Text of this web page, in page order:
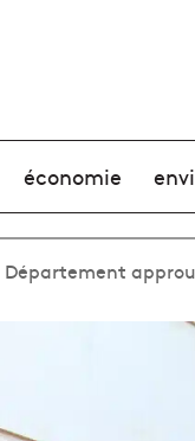
économie
Département